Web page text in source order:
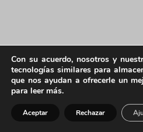
Con su acuerdo, nosotros y
tecnologías similares para
que nos ayudan a ofrecerle un
para leer más.
Aceptar Rechazar